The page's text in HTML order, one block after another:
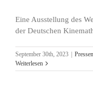
Eine Ausstellung des
der Deutschen
September 30th, 2023 |
Weiterlesen